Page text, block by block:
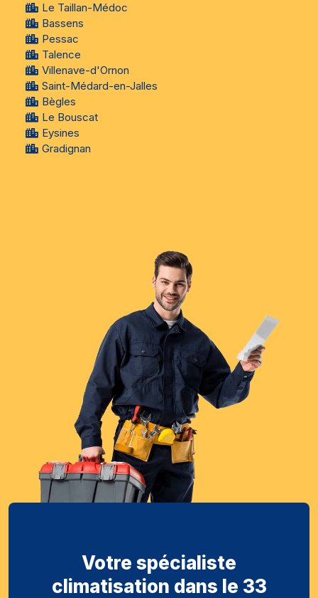
Le Taillan-Médoc
Bassens
Pessac
Talence
Villenave-d'Ornon
Saint-Médard-en-Jalles
Bègles
Le Bouscat
Eysines
Gradignan
Votre spécialiste
climatisation dans le 33